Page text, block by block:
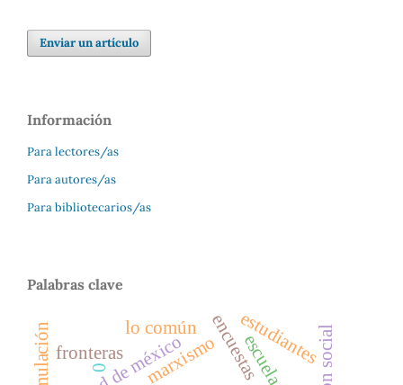
Enviar un artículo
Información
Para lectores/as
Para autores/as
Para bibliotecarios/as
Palabras clave
marxismoencuestasescuela
estudiantes
lo común
fronteras
0